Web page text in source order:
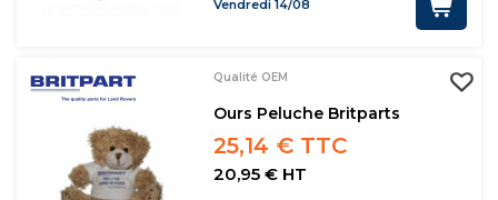
Vendredi 14/08
Qualité OEM
Ours Peluche Britparts
25,14 € TTC
20,95 € HT